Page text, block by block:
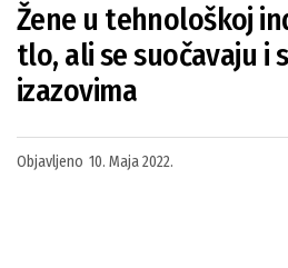
Žene u tehnološkoj
tlo, ali se suočavaju i
izazovima
Objavljeno 10. Maja 2022.